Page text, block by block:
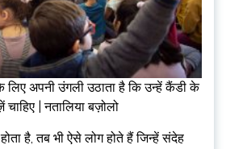
अपनी उंगली उठाता है कि उन्हें कैंडी के
| नतालिया बज़ोलो
है, तब भी ऐसे लोग होते हैं जिन्हें संदेह